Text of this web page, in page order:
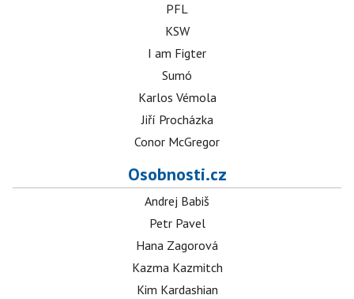
PFL
KSW
I am Figter
Sumó
Karlos Vémola
Jiří Procházka
Conor McGregor
Osobnosti.cz
Andrej Babiš
Petr Pavel
Hana Zagorová
Kazma Kazmitch
Kim Kardashian